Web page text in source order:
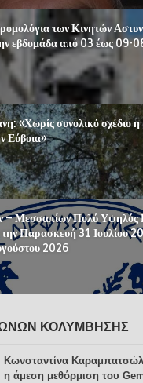
των Κινητών
εβδομάδα από 03 έως 09-
«Χωρίς συνολικό σχέδιο η
Εύβοια»
– Μεσσαπίων Πολύ Υψηλός
Παρασκευή 31 Ιουλίου
2026
ΚΟΛΥΜΒΗΣΗΣ
Κωνσταντίνα
η άμεση μεθόρμιση του